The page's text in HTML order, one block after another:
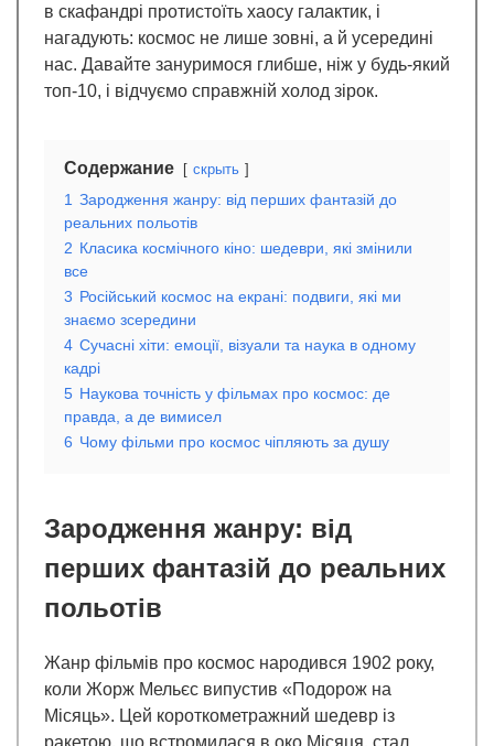
в скафандрі протистоїть хаосу галактик, і
нагадують: космос не лише зовні, а й усередині
нас. Давайте зануримося глибше, ніж у будь-який
топ-10, і відчуємо справжній холод зірок.
Содержание скрыть
1 Зародження жанру: від перших фантазій до
реальних польотів
2 Класика космічного кіно: шедеври, які змінили
все
3 Російський космос на екрані: подвиги, які ми
знаємо зсередини
4 Сучасні хіти: емоції, візуали та наука в одному
кадрі
5 Наукова точність у фільмах про космос: де
правда, а де вимисел
6 Чому фільми про космос чіпляють за душу
Зародження жанру: від
перших фантазій до реальних
польотів
Жанр фільмів про космос народився 1902 року,
коли Жорж Мельєс випустив «Подорож на
Місяць». Цей короткометражний шедевр із
ракетою, що встромилася в око Місяця, стал